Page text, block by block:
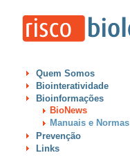
Quem Somos
Biointeratividade
Bioinformações
BioNews
Manuais e Normas
Prevenção
Links